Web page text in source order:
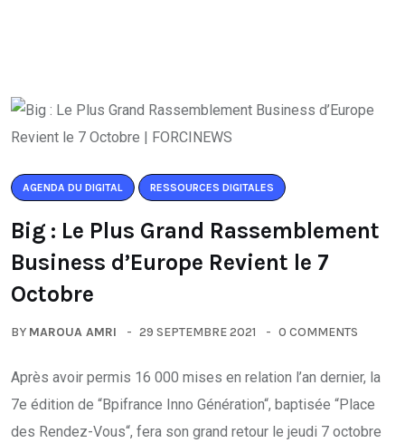
AGENDA DU DIGITAL RESSOURCES DIGITALES
Big : Le Plus Grand Rassemblement
Business d’Europe Revient le 7
Octobre
BY MAROUA AMRI 29 SEPTEMBRE 2021 0 COMMENTS
Après avoir permis 16 000 mises en relation l’an dernier, la
7e édition de “Bpifrance Inno Génération“, baptisée “Place
des Rendez-Vous“, fera son grand retour le jeudi 7 octobre